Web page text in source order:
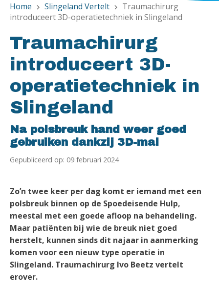
Home chevron_right Slingeland Vertelt chevron_right
Traumachirurg
introduceert 3D-operatietechniek in Slingeland
Traumachirurg
introduceert 3D-
operatietechniek in
Slingeland
Na polsbreuk hand weer goed
gebruiken dankzij 3D-mal
Gepubliceerd op: 09 februari 2024
Zo’n twee keer per dag komt er iemand met een
polsbreuk binnen op de Spoedeisende Hulp,
meestal met een goede afloop na behandeling.
Maar patiënten bij wie de breuk niet goed
herstelt, kunnen sinds dit najaar in aanmerking
komen voor een nieuw type operatie in
Slingeland. Traumachirurg Ivo Beetz vertelt
erover.